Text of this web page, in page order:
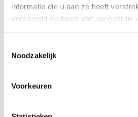
informatie die u aan ze heeft
verzameld op basis van uw gebruik
Noodzakelijk
Voorkeuren
WARME STOOM
AquaSpa is voorzien van een
efficiënte oplossing om de
verontreiniging van de lucht te
Elektronische multifunctioneel